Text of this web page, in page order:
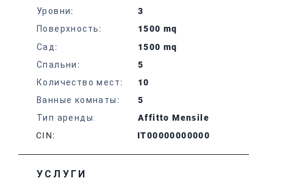
Уровни:
3
Поверхность:
1500 mq
Сад:
1500 mq
Спальни :
5
Количество мест:
10
Ванные комнаты :
5
Тип аренды:
Affitto Mensile
CIN:
IT00000000000
УСЛУГИ